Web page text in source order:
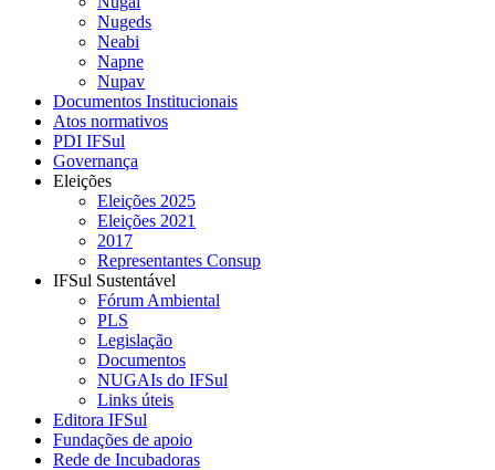
Nugeds
Neabi
Napne
Nupav
Documentos Institucionais
Atos normativos
PDI IFSul
Governança
Eleições
Eleições 2025
Eleições 2021
2017
Representantes Consup
IFSul Sustentável
Fórum Ambiental
PLS
Legislação
Documentos
NUGAIs do IFSul
Links úteis
Editora IFSul
Fundações de apoio
Rede de Incubadoras